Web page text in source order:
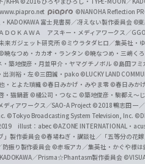
©NANOHA Reflection
KADOKAWA 富士見書房／冴えない製作委員会 ©東
ＤＯＫＡＷＡ アスキー・メディアワークス／
来ガジェット研究所 ©ミウラタダヒロ／集英社・
©暁なつめ・カカオ・ランタン ©暁なつめ・三嶋く
築地俊彦・月並甲介・ヤマグチノボル ©島田フミ
出渕裕・左 ©三田誠・pako ©LUCKY LAND
・とよた瑣織 ©春日みかげ・みやま零 ©春日みか
・猫鍋蒼 ©橘公司・つなこ ©築地俊彦・駒都え～じ
ィアワークス／SAO-A Project ©2018 鴨志田 一
©Tokyo Broadcasting System Television, Inc.
2019 illust：abec ©AZONE INTERNATIONAL・
」製作委員会©春場ねぎ・講談社／「五等分の花嫁
振り製作委員会 ©赤坂アカ／集英社・かぐや様は
／Prisma☆Phantasm製作委員会